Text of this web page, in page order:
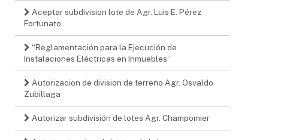
Aceptar subdivision lote de Agr. Luis E. Pérez
Fortunato
“Reglamentación para la Ejecución de
Instalaciones Eléctricas en Inmuebles”
Autorizacion de division de terreno Agr. Osvaldo
Zubillaga
Autorizar subdivisión de lotes Agr. Champomier